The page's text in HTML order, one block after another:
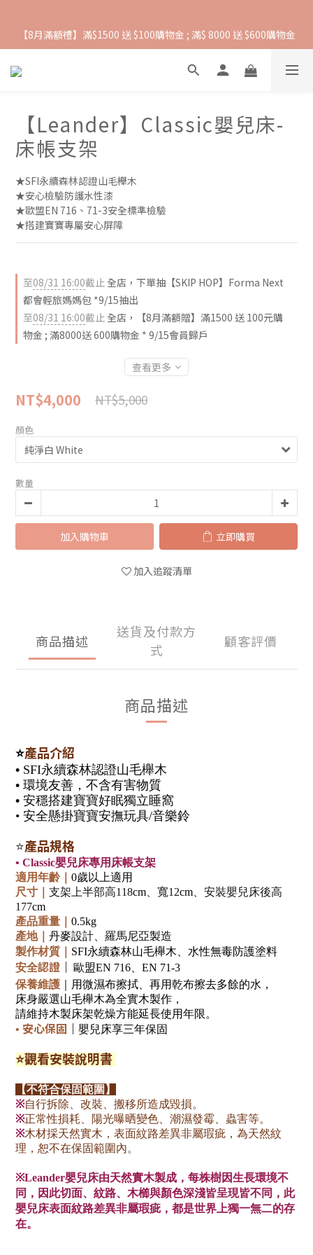
【爸氣一夏 】推車汽座 滿 $5000 送$ 388  滿 $10,000 送 $888 購
抵抗熱浪必備用品︱滿$2500贈 Farlin EDI超純水溼紙巾
【Leander】Classic嬰兒床-
床帳支架
★SFI永續森林認證山毛櫸木
★安心檢驗防護水性漆
★歐盟EN 716、71-3安全標準檢驗
★搭建寶寶專屬安心屏障
至08/31 16:00截止 全店，下單抽【SKIP HOP】Forma Next
都會輕旅媽媽包 *9/15抽出
至08/31 16:00截止 全店，【8月滿額贈】滿1500 送 100元購
物金 ; 滿8000送 600購物金 * 9/15會員歸戶
查看更多
NT$4,000 NT$5,000
顏色
數量
加入購物車 立即購買
加入追蹤清單
商品描述
送貨及付款方
式
顧客評價
商品描述
⭐產品介紹
• SFI永續森林認證山毛櫸木
• 環境友善，不含有害物質
• 安穩搭建寶寶好眠獨立睡窩
• 安全懸掛寶寶安撫玩具/音樂鈴
⭐產品規格
• Classic嬰兒床專用床帳支架
適用年齡｜ 0歲以上適用
尺寸
支架上半部高118cm 、寬12cm 、安裝嬰兒床後高
177cm
產品重量
0.5kg
產地｜ 丹麥設計、羅馬尼亞製造
製作材質
SFI永續森林山毛櫸木
水性無毒防護塗料
安全認證 ｜
歐盟EN 716、EN 71-3
保養維護 ｜用微濕布擦拭、再用乾布擦去多餘的水，
床身嚴選山毛櫸木為全實木製作，
請維持木製床架乾燥方能延長使用年限。
• 安心保固 ｜ 嬰兒床享三年保固
⭐觀看安裝說明書
【不符合保固範圍】
※自行拆除、改裝、搬移所造成毀損。
※正常性損耗、陽光曝晒變色、潮濕發霉、蟲害等。
※木材採天然實木，表面紋路差異非屬瑕疵，為天然紋
理， 恕不在保固範圍內。
※Leander嬰兒床由天然實木製成， 每株樹因生長環境不
同，因此切面、紋路、木櫛與顏色深淺皆呈現皆不同，此
嬰兒床表面紋路差異非屬瑕疵，都是世界上獨一無二的存
在。